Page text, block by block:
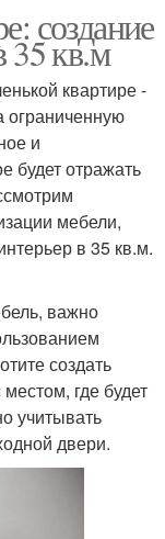
создание
35 кв.м
квартире -
ограниченную
и
будет отражать
мебели,
в 35 кв.м.
важно
создать
где будет
учитывать
двери.